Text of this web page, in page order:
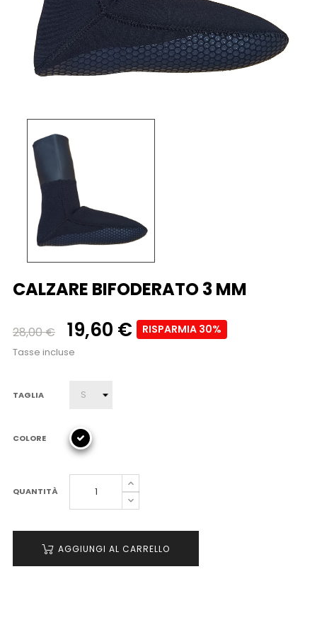
CALZARE BIFODERATO 3 MM
28,00 € 19,60 € RISPARMIA 30%
Tasse incluse
TAGLIA
COLORE
QUANTITÀ
AGGIUNGI AL CARRELLO